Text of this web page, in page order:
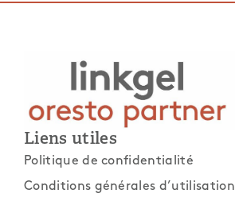
Liens utiles
Politique de confidentialité
Conditions générales d’utilisation